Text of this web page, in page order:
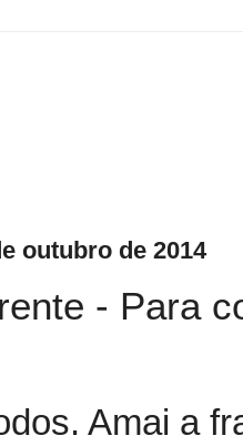
outubro de 2014
- Para
Amai a